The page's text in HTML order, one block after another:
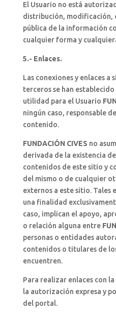
El Usuario no está
distribución, modificación,
pública de la información
cualquier forma y
5.- Enlaces.
Las conexiones y enlaces a
terceros se han
utilidad para el Usuario
ningún caso, responsable
contenido.
FUNDACIÓN CIVES no
derivada de la existencia
contenidos de este sitio y
del mismo o de cualquier
externos a este sitio. Tales
una finalidad
caso, implican el apoyo,
o relación alguna entre
personas o entidades
contenidos o titulares de
encuentren.
Para realizar enlaces con
la autorización expresa y
del portal.